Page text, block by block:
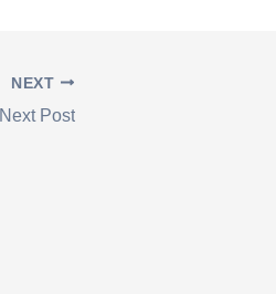
NEXT
Next Post